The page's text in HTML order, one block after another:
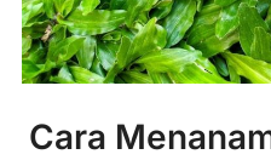
Cara